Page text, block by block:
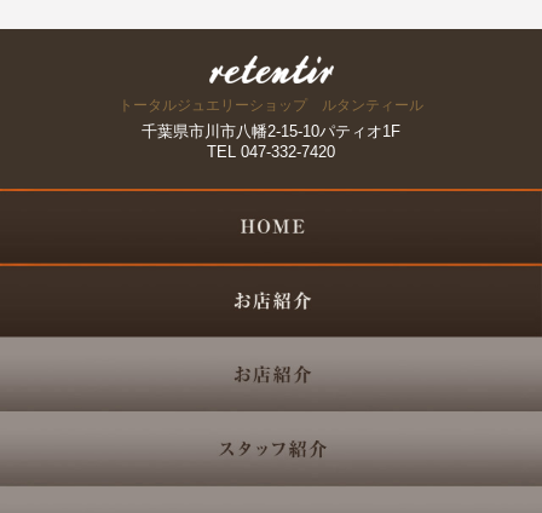
トータルジュエリーショップ ルタンティール
千葉県市川市八幡2-15-10パティオ1F
TEL 047-332-7420